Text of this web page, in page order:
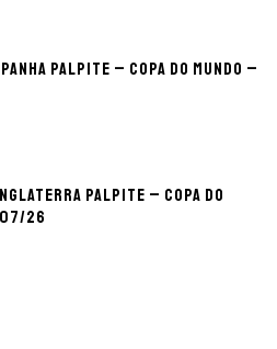
palpite – Copa do Mundo –
palpite – Copa do
26